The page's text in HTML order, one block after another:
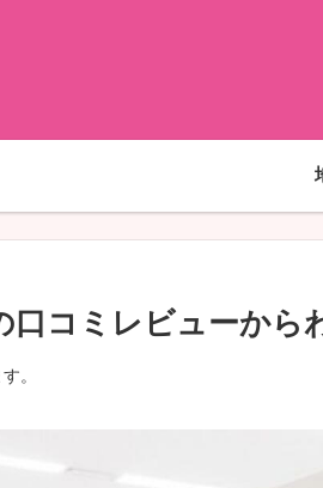
口コミレビューから
。